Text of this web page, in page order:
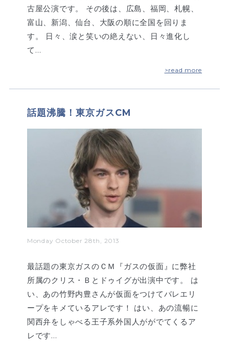
古屋公演です。 その後は、広島、福岡、札幌、
富山、新潟、仙台、大阪の順に全国を回りま
す。 日々、涙と笑いの絶えない、日々進化し
て…
>read more
話題沸騰！東京ガスCM
Monday October 28th, 2013
最話題の東京ガスのＣＭ『ガスの仮面』に弊社
所属のクリス・Ｂとドゥイグが出演中です。 は
い、あの竹野内豊さんが仮面をつけてバレエリ
ープをキメているアレです！ はい、あの流暢に
関西弁をしゃべる王子系外国人ががでてくるア
レです…